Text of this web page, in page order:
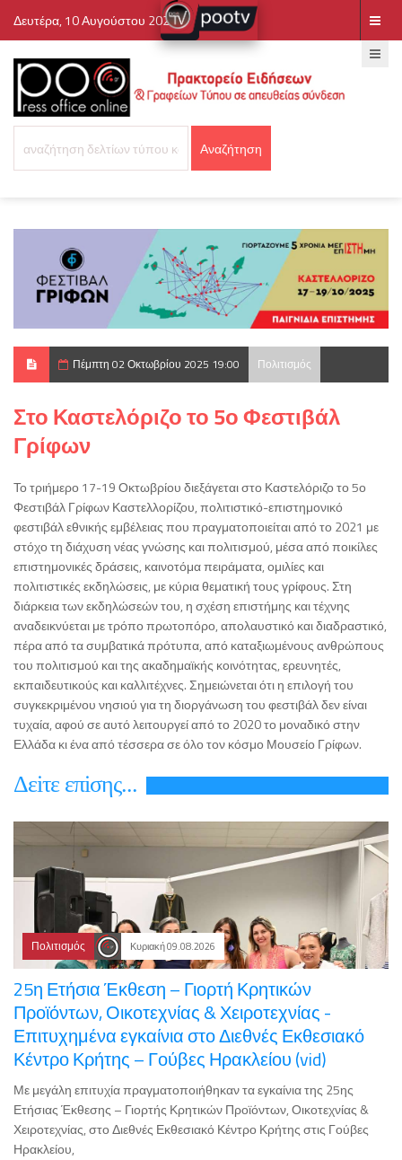
Δευτέρα, 10 Αυγούστου 2026
Πέμπτη 02 Οκτωβρίου 2025 19:00 Πολιτισμός
Στο Καστελόριζο το 5ο Φεστιβάλ
Γρίφων
Το τριήμερο 17-19 Οκτωβρίου διεξάγεται στο Καστελόριζο το 5ο
Φεστιβάλ Γρίφων Καστελλορίζου, πολιτιστικό-επιστημονικό
φεστιβάλ εθνικής εμβέλειας που πραγματοποιείται από το 2021 με
στόχο τη διάχυση νέας γνώσης και πολιτισμού, μέσα από ποικίλες
επιστημονικές δράσεις, καινοτόμα πειράματα, ομιλίες και
πολιτιστικές εκδηλώσεις, με κύρια θεματική τους γρίφους. Στη
διάρκεια των εκδηλώσεών του, η σχέση επιστήμης και τέχνης
αναδεικνύεται με τρόπο πρωτοπόρο, απολαυστικό και διαδραστικό,
πέρα από τα συμβατικά πρότυπα, από καταξιωμένους ανθρώπους
του πολιτισμού και της ακαδημαϊκής κοινότητας, ερευνητές,
εκπαιδευτικούς και καλλιτέχνες. Σημειώνεται ότι η επιλογή του
συγκεκριμένου νησιού για τη διοργάνωση του φεστιβάλ δεν είναι
τυχαία, αφού σε αυτό λειτουργεί από το 2020 το μοναδικό στην
Ελλάδα κι ένα από τέσσερα σε όλο τον κόσμο Μουσείο Γρίφων.
Δεiτε επiσης...
Πολιτισμός Κυριακή 09.08.2026
25η Ετήσια Έκθεση – Γιορτή Κρητικών
Προϊόντων, Οικοτεχνίας & Χειροτεχνίας -
Επιτυχημένα εγκαίνια στο Διεθνές Εκθεσιακό
Κέντρο Κρήτης – Γούβες Ηρακλείου (vid)
Με μεγάλη επιτυχία πραγματοποιήθηκαν τα εγκαίνια της 25ης
Ετήσιας Έκθεσης – Γιορτής Κρητικών Προϊόντων, Οικοτεχνίας &
Χειροτεχνίας, στο Διεθνές Εκθεσιακό Κέντρο Κρήτης στις Γούβες
Ηρακλείου,